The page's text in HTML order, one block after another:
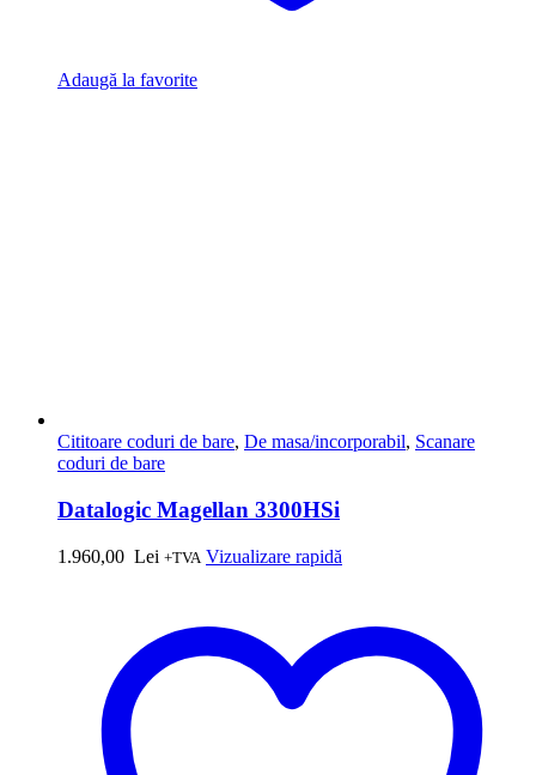
Adaugă la favorite
Cititoare coduri de bare, De masa/incorporabil, Scanare
coduri de bare
Datalogic Magellan 3300HSi
1.960,00 Lei +TVA Vizualizare rapidă